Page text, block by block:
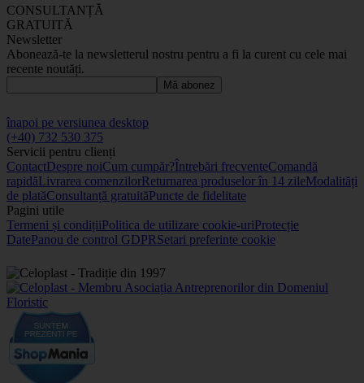
CONSULTANȚĂ
GRATUITĂ
Newsletter
Abonează-te la newsletterul nostru pentru a fi la curent cu cele mai
recente noutăți.
Mă abonez
înapoi pe versiunea desktop
(+40) 732 530 375
Servicii pentru clienți
ContactDespre noiCum cumpăr?Întrebări frecventeComandă
rapidăLivrarea comenzilorReturnarea produselor în 14 zileModalități
de platăConsultanță gratuităPuncte de fidelitate
Pagini utile
Termeni și condițiiPolitica de utilizare cookie-uriProtecție
DatePanou de control GDPRSetari preferinte cookie